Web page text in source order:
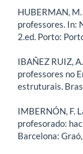
HUBERMAN,
professores. In:
2.ed. Porto:
IBAÑEZ RUIZ,
professores no
estruturais.
IMBERNÓN, F.
profesorado:
Barcelona: